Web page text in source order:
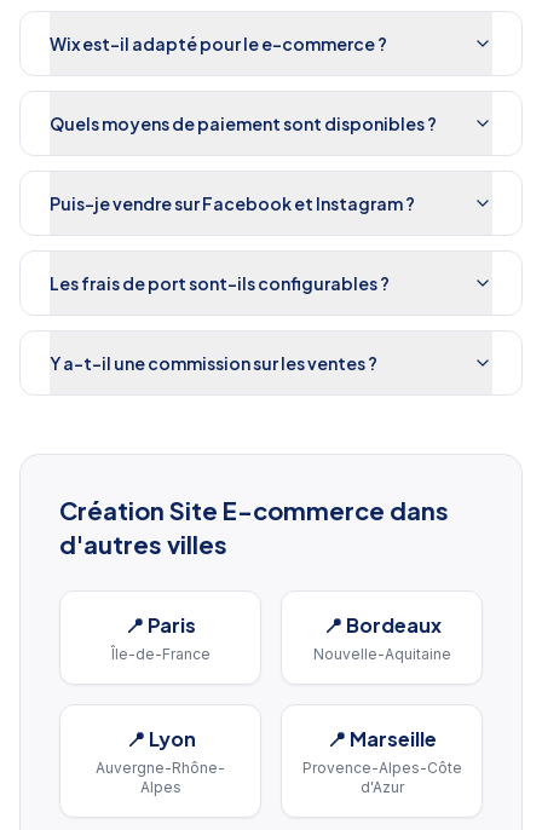
Wix est-il adapté pour le e-commerce ?
Quels moyens de paiement sont disponibles ?
Puis-je vendre sur Facebook et Instagram ?
Les frais de port sont-ils configurables ?
Y a-t-il une commission sur les ventes ?
Création Site E-commerce dans
d'autres villes
📍 Paris
Île-de-France
📍 Bordeaux
Nouvelle-Aquitaine
📍 Lyon
Auvergne-Rhône-
Alpes
📍 Marseille
Provence-Alpes-Côte
d'Azur